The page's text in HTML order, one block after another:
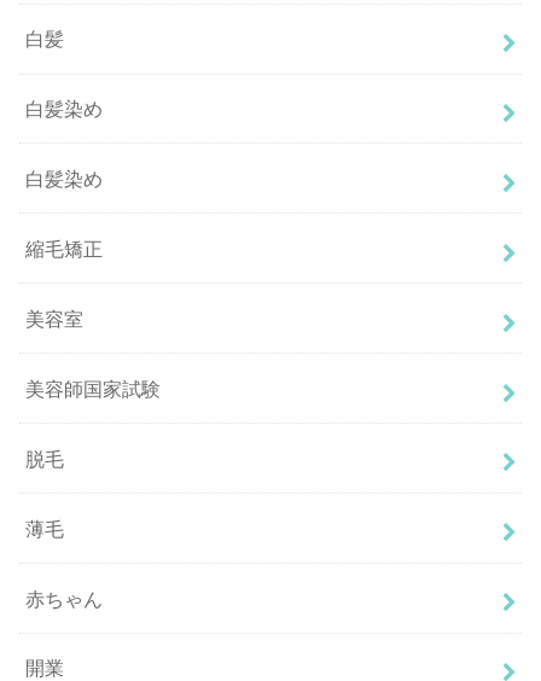
白髪
白髪染め
白髪染め
縮毛矯正
美容室
美容師国家試験
脱毛
薄毛
赤ちゃん
開業